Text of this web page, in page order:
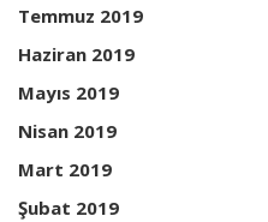
Temmuz 2019
Haziran 2019
Mayıs 2019
Nisan 2019
Mart 2019
Şubat 2019